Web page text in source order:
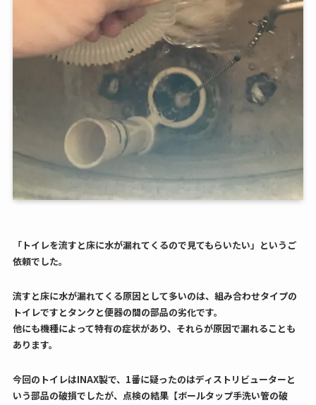
「トイレを流すと床に水が漏れてくるので見てもらいたい」というご
依頼でした。
流すと床に水が漏れてくる原因として多いのは、組み合わせタイプの
トイレですとタンクと便器の間の部品の劣化です。
他にも機種によって特有の症状があり、それらが原因で漏れることも
あります。
今回のトイレはINAX製で、1番に疑ったのはディストリビューターと
いう部品の破損でしたが、点検の結果【ボールタップ手洗い管の破